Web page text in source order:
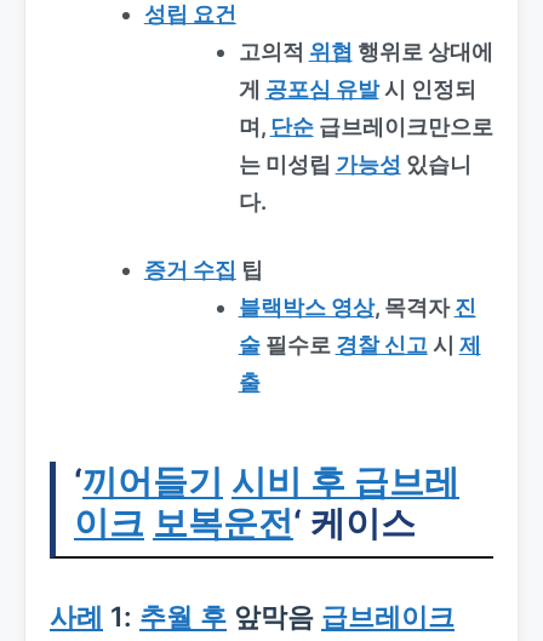
성립 요건
고의적 위협 행위로 상대에
게 공포심 유발시 인정되
며, 단순급브레이크만으로
는 미성립 가능성 있습니
다.
증거 수집 팁
블랙박스 영상, 목격자진
술필수로 경찰 신고 시 제
출
‘끼어들기 시비 후 급브레
이크 보복운전‘ 케이스
사례 1: 추월 후 앞막음 급브레이크